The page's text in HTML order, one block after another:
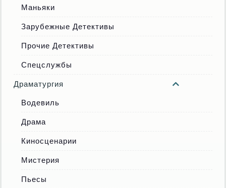
Маньяки
Зарубежные Детективы
Прочие Детективы
Спецслужбы
Драматургия
Водевиль
Драма
Киносценарии
Мистерия
Пьесы